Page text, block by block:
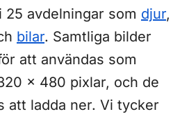
avdelningar som djur,
bilar. Samtliga bilder
att användas som
x 480 pixlar, och de
att ladda ner. Vi tycker